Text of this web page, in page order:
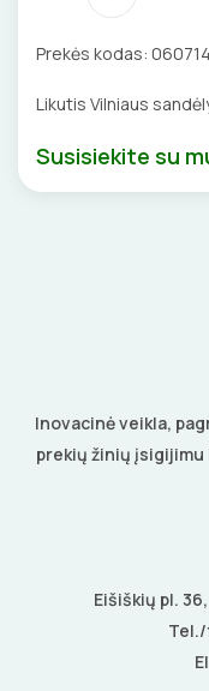
Prekės kodas:
Likutis Vilniaus
Susisiekite su
Inovacinė veikla,
prekių žinių
Eišiškių pl.